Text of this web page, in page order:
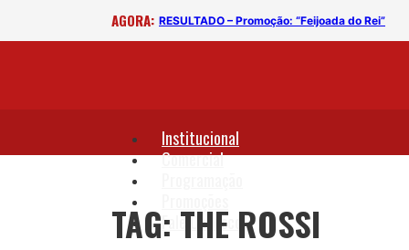
AGORA: RESULTADO – Promoção: “Feijoada do Rei”
Institucional
Comercial
Fale Conosco
TAG: THE ROSSI